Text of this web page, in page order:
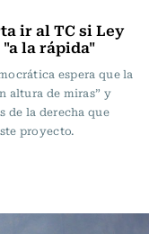
ir al TC si Ley
la rápida"
espera que la
altura de miras” y
de la derecha que
proyecto.